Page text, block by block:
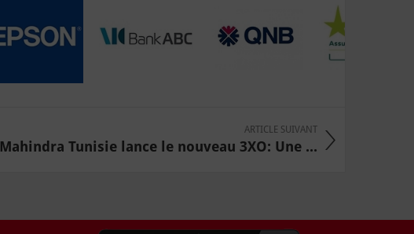
ARTICLE SUIVANT
Mahindra Tunisie lance le nouveau 3XO: Une ...